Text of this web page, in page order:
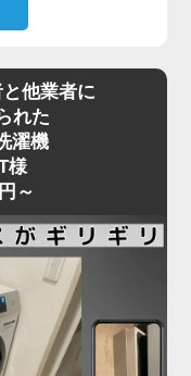
届いてみると本
り付けが難しい
置場所までの搬
水や給水の接続
負えないケース
様も、ネットで
では運べたもの
で動かせない」と
搬入から位置調
他業者に
れた
濯機
様
～